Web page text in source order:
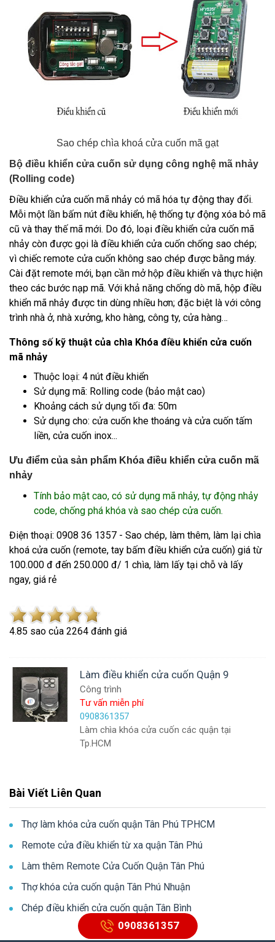
Sao chép chìa khoá cửa cuốn mã gạt
Bộ điều khiển cửa cuốn sử dụng công nghệ mã nhảy
(Rolling code)
Điều khiển cửa cuốn mã nhảy có mã hóa tự động thay đổi.
Mỗi một lần bấm nút điều khiển, hệ thống tự động xóa bỏ mã
cũ và thay thế mã mới. Do đó, loại điều khiển cửa cuốn mã
nhảy còn được gọi là điều khiển cửa cuốn chống sao chép;
vì chiếc remote cửa cuốn không sao chép được bằng máy.
Cài đặt remote mới, bạn cần mở hộp điều khiển và thực hiện
theo các bước nạp mã. Với khả năng chống dò mã, hộp điều
khiển mã nhảy được tin dùng nhiều hơn; đặc biệt là với công
trình nhà ở, nhà xưởng, kho hàng, công ty, cửa hàng…
Thông số kỹ thuật của chìa Khóa điều khiển cửa cuốn
mã nhảy
Thuộc loại: 4 nút điều khiển
Sử dụng mã: Rolling code (bảo mật cao)
Khoảng cách sử dụng tối đa: 50m
Sử dụng cho: cửa cuốn khe thoáng và cửa cuốn tấm
liền, cửa cuốn inox...
Ưu điểm của sản phẩm Khóa điều khiển cửa cuốn mã
nhảy
Tính bảo mật cao, có sử dụng mã nhảy, tự động nhảy
code, chống phá khóa và sao chép cửa cuốn.
Điện thoại: 0908 36 1357 - Sao chép, làm thêm, làm lại chìa
khoá cửa cuốn (remote, tay bấm điều khiển cửa cuốn) giá từ
100.000 đ đến 250.000 đ/ 1 chìa, làm lấy tại chỗ và lấy
ngay, giá rẻ
4.85 sao của 2264 đánh giá
Làm điều khiển cửa cuốn Quận 9
Công trình
Tư vấn miễn phí
0908361357
Làm chìa khóa cửa cuốn các quận tại
Tp.HCM
Bài Viết Liên Quan
Thợ làm khóa cửa cuốn quận Tân Phú TPHCM
Remote cửa điều khiển từ xa quận Tân Phú
Làm thêm Remote Cửa Cuốn Quận Tân Phú
Thợ khóa cửa cuốn quận Tân Phú Nhuận
Chép điều khiển cửa cuốn quận Tân Bình
0908361357